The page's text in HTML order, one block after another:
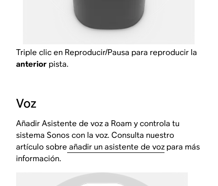
Triple clic en Reproducir/Pausa para reproducir la
anterior pista.
Voz
Añadir Asistente de voz a Roam y controla tu
sistema Sonos con la voz. Consulta nuestro
artículo sobre añadir un asistente de vozpara más
información.